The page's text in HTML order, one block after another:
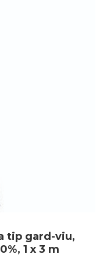
tip gard-viu,
1 x 3 m